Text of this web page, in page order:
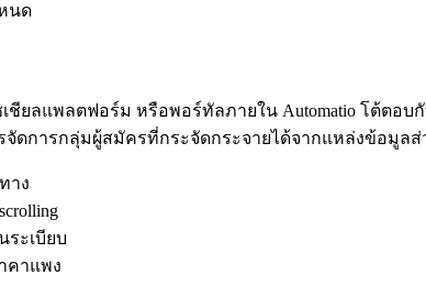
นด
ยลแพลตฟอร์ม หรือพอร์ทัลภายใน Automatio โต้ตอ
ดการกลุ่มผู้สมัครที่กระจัดกระจายได้จากแหล่งข้อมูลส่
าง
ะเบียบ
คาแพง